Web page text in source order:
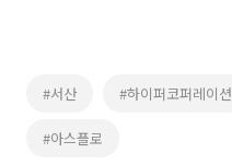
#서산 #하이퍼코퍼레이션
#아스플로